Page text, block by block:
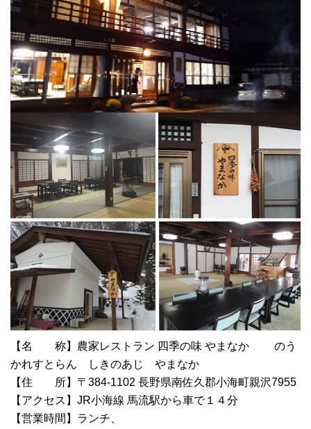
【名 称】農家レストラン 四季の味 やまなか のう
かれすとらん しきのあじ やまなか
【住 所】〒384-1102 長野県南佐久郡小海町親沢7955
【アクセス】JR小海線 馬流駅から車で１４分
【営業時間】ランチ、